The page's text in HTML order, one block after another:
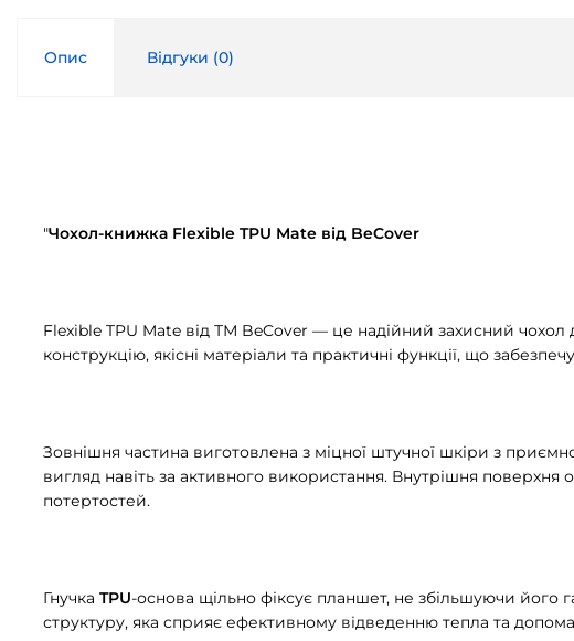
Опис Відгуки (0)
"Чохол-книжка Flexible TPU Mate від BeCover
Flexible TPU Mate від ТМ BeCover — це надійний захисний
конструкцію, якісні матеріали та практичні функції, що
Зовнішня частина виготовлена з міцної штучної шкіри з
вигляд навіть за активного використання. Внутрішня
потертостей.
Гнучка TPU-основа щільно фіксує планшет, не збільшуючи його
структуру, яка сприяє ефективному відведенню тепла та